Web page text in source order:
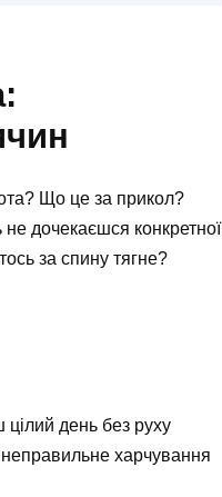
Що це за прикол?
дочекаєшся конкретної
за спину тягне?
день без руху
харчування